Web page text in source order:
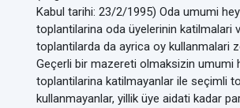
Kabul tarihi: 23/2/1995) Oda umumi
toplantilarina oda üyelerinin katilmalari
toplantilarda da ayrica oy kullanmalari
Geçerli bir mazereti olmaksizin umumi
toplantilarina katilmayanlar ile seçimli
kullanmayanlar, yillik üye aidati kadar